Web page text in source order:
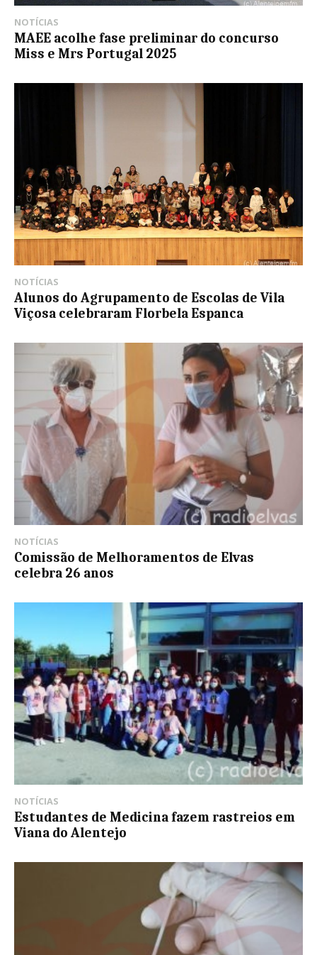
NOTÍCIAS
MAEE acolhe fase preliminar do concurso
Miss e Mrs Portugal 2025
NOTÍCIAS
Alunos do Agrupamento de Escolas de Vila
Viçosa celebraram Florbela Espanca
NOTÍCIAS
Comissão de Melhoramentos de Elvas
celebra 26 anos
NOTÍCIAS
Estudantes de Medicina fazem rastreios em
Viana do Alentejo